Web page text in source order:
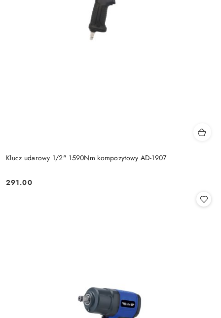
Klucz udarowy 1/2" 1590Nm kompozytowy AD-1907
Cena:
291.00